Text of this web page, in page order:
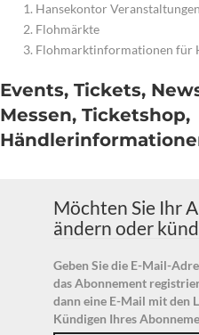
Hansekontor Veranstaltungen
Flohmärkte
Flohmarktinformationen für
Events, Tickets,
Messen, Ticketshop,
Möchten Sie Ihr
ändern oder
Geben Sie die E-Mail-
das Abonnement
dann eine E-Mail mit den
Kündigen Ihres